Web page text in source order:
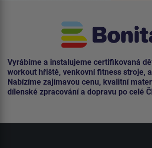
Vyrábíme a instalujeme certifikovaná
workout hřiště, venkovní fitness stroje,
Nabízíme zajímavou cenu, kvalitní
dílenské zpracování a dopravu po celé